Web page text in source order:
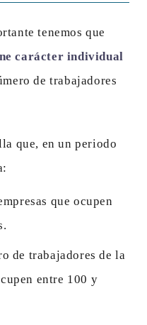
tenemos que
carácter individual
de trabajadores
que, en un periodo
que ocupen
de trabajadores de la
entre 100 y